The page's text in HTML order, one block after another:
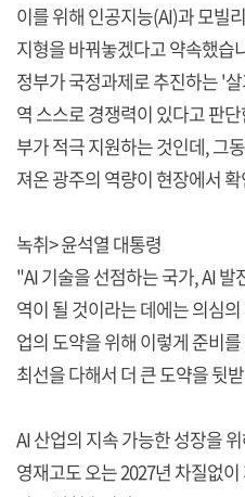
이를 위해 인공지능(AI)과 모빌
지형을 바꿔놓겠다고 약속했습
정부가 국정과제로 추진하는 '
역 스스로 경쟁력이 있다고 판
부가 적극 지원하는 것인데, 그
져온 광주의 역량이 현장에서
녹취> 윤석열 대통령
"AI 기술을 선점하는 국가, AI
역이 될 것이라는 데에는 의심
업의 도약을 위해 이렇게 준비
최선을 다해서 더 큰 도약을 뒷
AI 산업의 지속 가능한 성장을
영재고도 오는 2027년 차질없